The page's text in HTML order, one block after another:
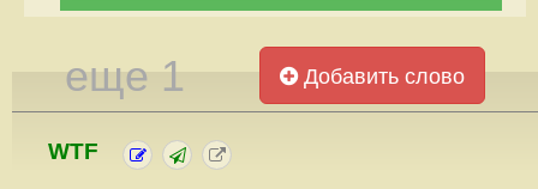
еще 1 Добавить слово
WTF